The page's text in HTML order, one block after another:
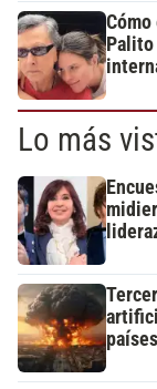
Palito
Lo más